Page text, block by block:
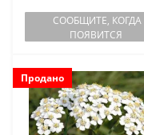
СООБЩИТЕ, КОГДА
ПОЯВИТСЯ
Продано